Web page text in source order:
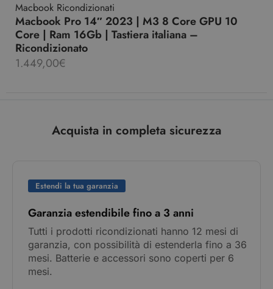
Macbook Ricondizionati
Macbook Pro 14″ 2023 | M3 8 Core GPU 10
Core | Ram 16Gb | Tastiera italiana –
Ricondizionato
1.449,00€
Acquista in completa sicurezza
Estendi la tua garanzia
Garanzia estendibile fino a 3 anni
Tutti i prodotti ricondizionati hanno 12 mesi di
garanzia, con possibilità di estenderla fino a 36
mesi. Batterie e accessori sono coperti per 6
mesi.